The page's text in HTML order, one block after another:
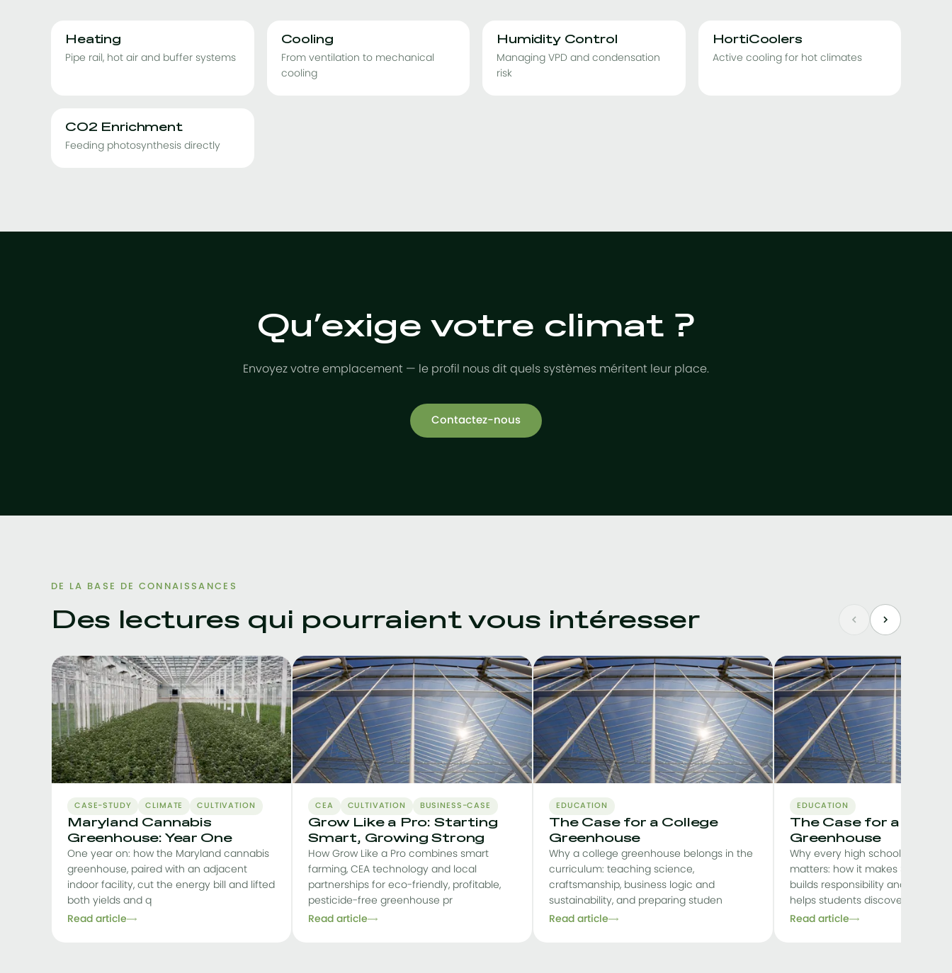
Heating
Pipe rail, hot air and buffer systems
Cooling
From ventilation to mechanical
cooling
Humidity Control
Managing VPD and condensation
risk
HortiCoolers
Active cooling for hot climates
CO2 Enrichment
Feeding photosynthesis directly
Qu’exige votre climat ?
Envoyez votre emplacement — le profil nous dit quels systèmes méritent leur place.
Contactez-nous
DE LA BASE DE CONNAISSANCES
Des lectures qui pourraient vous intéresser
CASE-STUDY CLIMATE CULTIVATION
Maryland Cannabis
Greenhouse: Year One
One year on: how the Maryland cannabis
greenhouse, paired with an adjacent
indoor facility, cut the energy bill and lifted
both yields and q
Read article
CEA CULTIVATION BUSINESS-CASE
Grow Like a Pro: Starting
Smart, Growing Strong
How Grow Like a Pro combines smart
farming, CEA technology and local
partnerships for eco-friendly, profitable,
pesticide-free greenhouse pr
Read article
EDUCATION
The Case for a College
Greenhouse
Why a college greenhouse belongs in the
curriculum: teaching science,
craftsmanship, business logic and
sustainability, and preparing studen
Read article
EDUCATION
The Case for a High
Greenhouse
Why every high school
matters: how it makes STEM
builds responsibility and
helps students discover their
Read article